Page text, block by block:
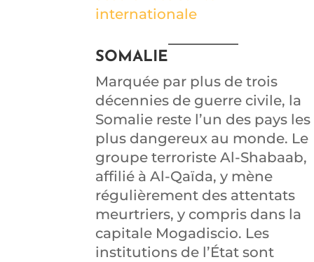
internationale
SOMALIE
Marquée par plus de trois
décennies de guerre civile, la
Somalie reste l’un des pays les
plus dangereux au monde. Le
groupe terroriste Al-Shabaab,
affilié à Al-Qaïda, y mène
régulièrement des attentats
meurtriers, y compris dans la
capitale Mogadiscio. Les
institutions de l’État sont